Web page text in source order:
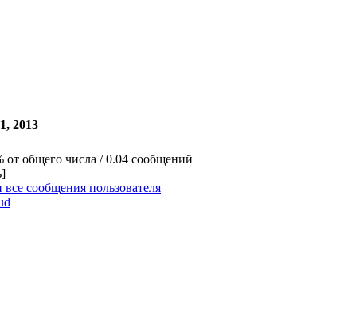
2013
от общего числа / 0.04 сообщений
сообщения пользователя